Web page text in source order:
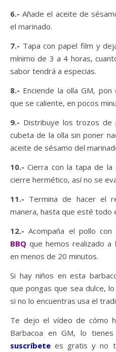
6.- Añade el aceite de
el marinado.
7.- Tapa con papel film y
mínimo de 3 a 4 horas,
sabor tendrá a especias.
8.- Enciende la olla GM,
que se caliente, en pocos
9.- Distribuye los trozos
cubeta de la olla sin poner
aceite de sésamo del
10.- Cierra con la tapa de
cierre hermético, así no se
11.- Termina de hacer el
manera, hasta que esté todo
12.- Acompaña el pollo con
BBQ que hemos realizado a
en menos de 20 minutos.
Si hay niños en esta
que pongas que sea dulce,
si no lo encuentras usa el
Te dejo el vídeo de cómo
Barbacoa en GM, lo
suscríbete es gratis y no